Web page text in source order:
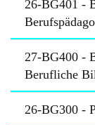
26-BG401 -
27-BG400 -
Berufliche
26-BG300 -